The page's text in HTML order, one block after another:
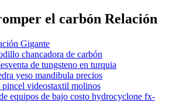
el carbón Relación
Gigante
chancadora de carbón
de tungsteno en turquia
yeso mandibula precios
pincel videostaxtil molinos
equipos de bajo costo hydrocyclone fx-